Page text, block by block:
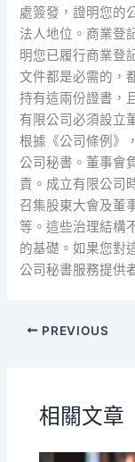
處簽發，證明您的
法人地位。商業登
明您已履行商業登
文件都是必需的，
持有這兩份證書，
有限公司必須設立
根據《公司條例》
公司秘書。董事會
責。成立有限公司
召集股東大會及董
等。這些治理結構
的基礎。如果您對
公司秘書服務提供
PREVIOUS
相關文章